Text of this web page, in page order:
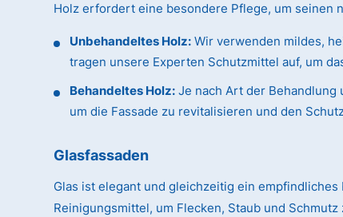
Holz erfordert eine besondere Pflege, um seinen
Unbehandeltes Holz: Wir verwenden mildes,
tragen unsere Experten Schutzmittel auf, um
Behandeltes Holz: Je nach Art der
um die Fassade zu revitalisieren und den
Glasfassaden
Glas ist elegant und gleichzeitig ein empfindliches
Reinigungsmittel, um Flecken, Staub und